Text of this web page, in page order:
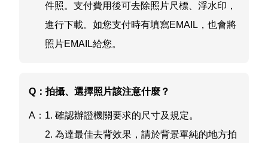
件照。支付費用後可去除照片尺標、浮水印，
進行下載。如您支付時有填寫EMAIL，也會將
照片EMAIL給您。
Q： 拍攝、選擇照片該注意什麼？
A： 1. 確認辦證機關要求的尺寸及規定。
2. 為達最佳去背效果，請於背景單純的地方拍